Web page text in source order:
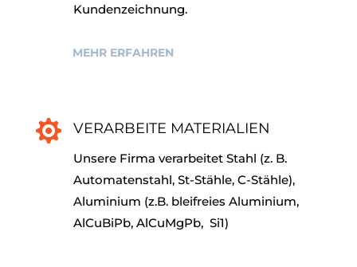
Kundenzeichnung.
MEHR ERFAHREN
 VERARBEITE MATERIALIEN
Unsere Firma verarbeitet Stahl (z. B.
Automatenstahl, St-Stähle, C-Stähle),
Aluminium (z.B. bleifreies Aluminium,
AlCuBiPb, AlCuMgPb, Si1)